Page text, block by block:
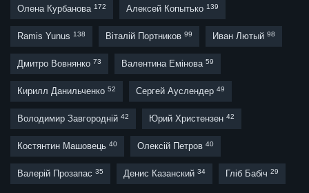
Олена Курбанова 172 Алексей Копытько 139
Ramis Yunus 138 Віталій Портников 99 Иван Лютый 98
Дмитро Вовнянко 73 Валентина Емінова 59
Кирилл Данильченко 52 Сергей Ауслендер 49
Володимир Завгородній 42 Юрий Христензен 42
Костянтин Машовець 40 Олексій Петров 40
Валерій Прозапас 35 Денис Казанский 34 Гліб Бабіч 29